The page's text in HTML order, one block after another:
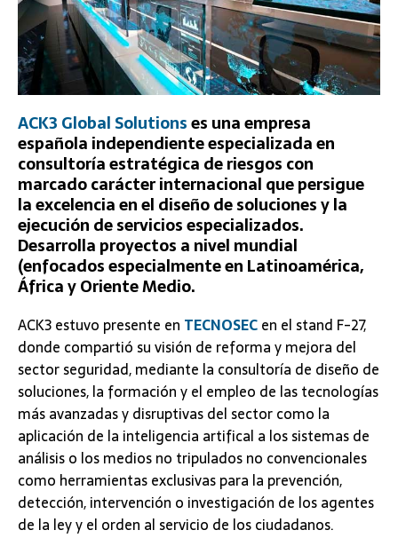
ACK3 Global Solutionses una empresa
española independiente especializada en
consultoría estratégica de riesgos con
marcado carácter internacional que persigue
la excelencia en el diseño de soluciones y la
ejecución de servicios especializados.
Desarrolla proyectos a nivel mundial
(enfocados especialmente en Latinoamérica,
África y Oriente Medio.
ACK3 estuvo presente en TECNOSECen el stand F-27,
donde compartió su visión de reforma y mejora del
sector seguridad, mediante la consultoría de diseño de
soluciones, la formación y el empleo de las tecnologías
más avanzadas y disruptivas del sector como la
aplicación de la inteligencia artifical a los sistemas de
análisis o los medios no tripulados no convencionales
como herramientas exclusivas para la prevención,
detección, intervención o investigación de los agentes
de la ley y el orden al servicio de los ciudadanos.